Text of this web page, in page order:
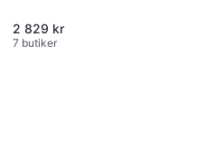
2 829 kr
7 butiker